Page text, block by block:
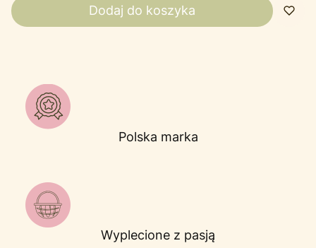
Dodaj do koszyka
Polska marka
Wyplecione z pasją